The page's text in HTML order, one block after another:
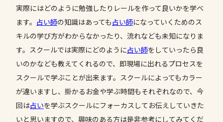
実際にはどのように勉強したりレールを作って良いかを学べ
ます。 占い師の知識はあっても占い師になっていくためのス
キルの学び方がわからなかったり、流れなども未知になりま
す。スクールでは実際にどのように占い師をしていったら良
いのかなども教えてくれるので、即現場に出れるプロセスを
スクールで学ぶことが出来ます。スクールによってもカラー
が違いますし、掛かるお金や学ぶ時間もそれぞれなので、今
回は占いを学ぶスクールにフォーカスしてお伝えしていきた
いと思いますので、興味のある方は是非参考にしてみてくだ